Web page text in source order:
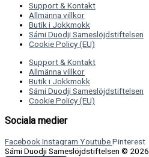
Support & Kontakt
Allmänna villkor
Butik i Jokkmokk
Sámi Duodji Sameslöjdstiftelsen
Cookie Policy (EU)
Support & Kontakt
Allmänna villkor
Butik i Jokkmokk
Sámi Duodji Sameslöjdstiftelsen
Cookie Policy (EU)
Sociala medier
Facebook Instagram YoutubePinterest
Sámi Duodji Sameslöjdstiftelsen © 2026